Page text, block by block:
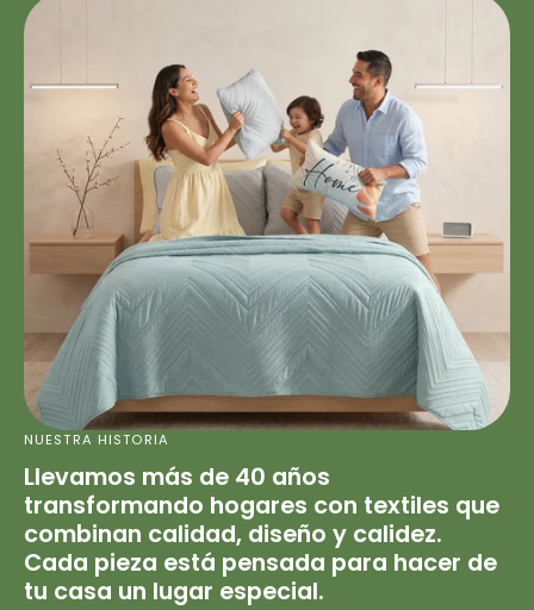
NUESTRA HISTORIA
Llevamos más de 40 años
transformando hogares con textiles que
combinan calidad, diseño y calidez.
Cada pieza está pensada para hacer de
tu casa un lugar especial.